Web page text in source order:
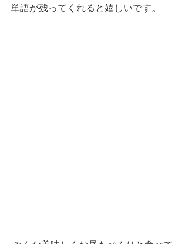
単語が残ってくれると嬉しいです。